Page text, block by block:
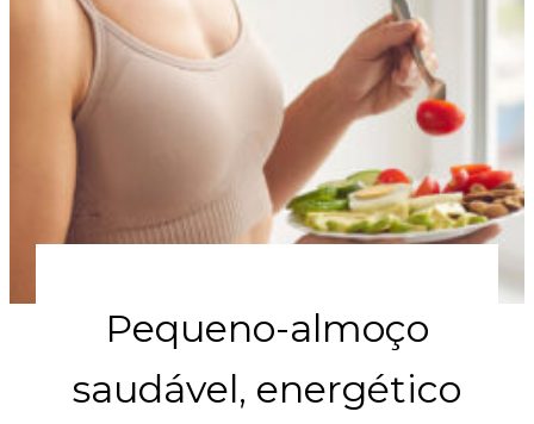
Pequeno-almoço
saudável, energético